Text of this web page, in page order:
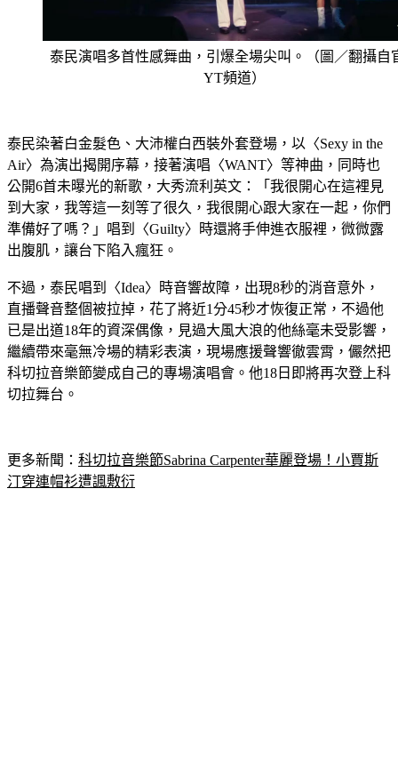
泰民演唱多首性感舞曲，引爆全場尖叫。（圖／翻攝自
泰民染著白金髮色、大沛權白西裝外套登場，以〈Sexy in the
Air〉為演出揭開序幕，接著演唱〈WANT〉等神曲，同時也
公開6首未曝光的新歌，大秀流利英文：「我很開心在這裡見
到大家，我等這一刻等了很久，我很開心跟大家在一起，你們
準備好了嗎？」唱到〈Guilty〉時還將手伸進衣服裡，微微露
不過，泰民唱到〈Idea〉時音響故障，出現8秒的消音意外，
直播聲音整個被拉掉，花了將近1分45秒才恢復正常，不過他
已是出道18年的資深偶像，見過大風大浪的他絲毫未受影響，
繼續帶來毫無冷場的精彩表演，現場應援聲響徹雲霄，儼然把
科切拉音樂節變成自己的專場演唱會。他18日即將再次登上科
更多新聞：科切拉音樂節Sabrina Carpenter華麗登場！小賈斯